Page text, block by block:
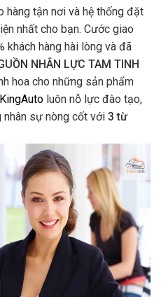
hàng tận nơi và hệ thống đặt
nhất cho bạn. Cước giao
khách hàng hài lòng và đã
NHÂN LỰC TAM TINH
hoa cho những sản phẩm
luôn nỗ lực đào tạo,
nhân sự nòng cốt với 3 từ